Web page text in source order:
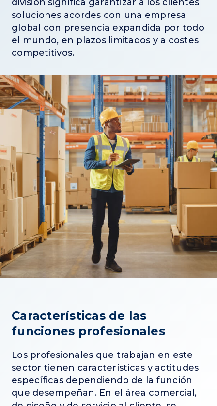
división significa garantizar a los clientes
soluciones acordes con una empresa
global con presencia expandida por todo
el mundo, en plazos limitados y a costes
competitivos.
Características de las
funciones profesionales
Los profesionales que trabajan en este
sector tienen características y actitudes
específicas dependiendo de la función
que desempeñan. En el área comercial,